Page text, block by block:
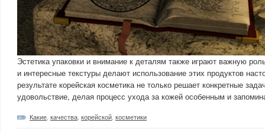
Эстетика упаковки и внимание к деталям также играют важную
и интересные текстуры делают использование этих продуктов
результате корейская косметика не только решает конкретные
удовольствие, делая процесс ухода за кожей особенным и
Какие качества корейской косметики